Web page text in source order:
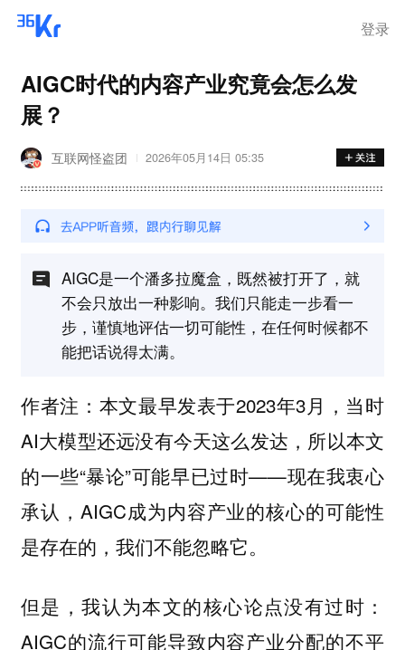
登录
AIGC时代的内容产业究竟会怎么发
展？
互联网怪盗团 2026年05月14日 05:35
AIGC是一个潘多拉魔盒，既然被打开了，就
不会只放出一种影响。我们只能走一步看一
步，谨慎地评估一切可能性，在任何时候都不
能把话说得太满。
作者注： 本文最早发表于2023年3月，当时
AI大模型还远没有今天这么发达，所以本文
的一些“暴论”可能早已过时——现在我衷心
承认，AIGC成为内容产业的核心的可能性
是存在的，我们不能忽略它。
但是，我认为本文的核心论点没有过时：
AIGC的流行可能导致内容产业分配的不平